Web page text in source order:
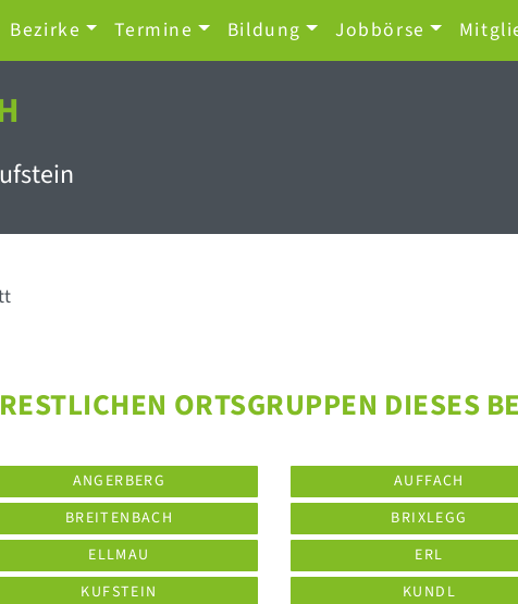
Bezirke Termine Bildung Jobbörse
ORTSGRUPPEN DIESES
ANGERBERG
AUFFACH
BREITENBACH
BRIXLEGG
ELLMAU
ERL
KUFSTEIN
KUNDL